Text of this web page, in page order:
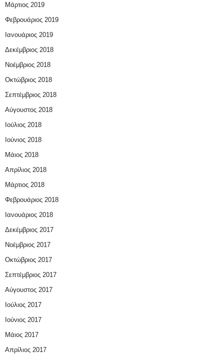
Μάρτιος 2019
Φεβρουάριος 2019
Ιανουάριος 2019
Δεκέμβριος 2018
Νοέμβριος 2018
Οκτώβριος 2018
Σεπτέμβριος 2018
Αύγουστος 2018
Ιούλιος 2018
Ιούνιος 2018
Μάιος 2018
Απρίλιος 2018
Μάρτιος 2018
Φεβρουάριος 2018
Ιανουάριος 2018
Δεκέμβριος 2017
Νοέμβριος 2017
Οκτώβριος 2017
Σεπτέμβριος 2017
Αύγουστος 2017
Ιούλιος 2017
Ιούνιος 2017
Μάιος 2017
Απρίλιος 2017